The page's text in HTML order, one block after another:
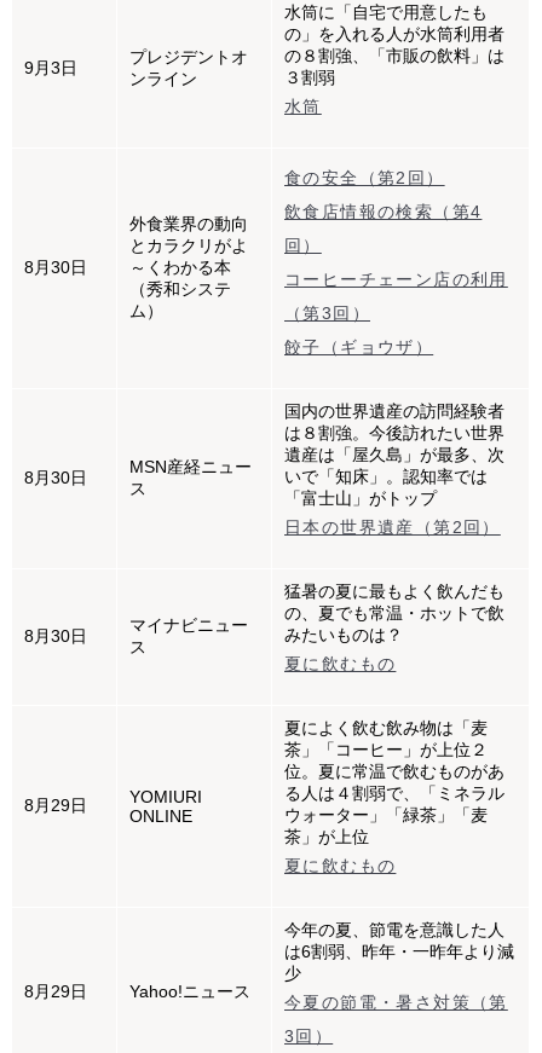
9月3日
プレジデントオ
ンライン
水筒に「自宅で用意したも
の」を入れる人が水筒利用者
の８割強、「市販の飲料」は
３割弱
水筒
8月30日
外食業界の動向
とカラクリがよ
～くわかる本
（秀和システ
ム）
食の安全（第2回）
飲食店情報の検索（第4
回）
コーヒーチェーン店の利用
（第3回）
餃子（ギョウザ）
8月30日
MSN産経ニュー
ス
国内の世界遺産の訪問経験者
は８割強。今後訪れたい世界
遺産は「屋久島」が最多、次
いで「知床」。認知率では
「富士山」がトップ
日本の世界遺産（第2回）
8月30日
マイナビニュー
ス
猛暑の夏に最もよく飲んだも
の、夏でも常温・ホットで飲
みたいものは？
夏に飲むもの
8月29日
YOMIURI
ONLINE
夏によく飲む飲み物は「麦
茶」「コーヒー」が上位２
位。夏に常温で飲むものがあ
る人は４割弱で、「ミネラル
ウォーター」「緑茶」「麦
茶」が上位
夏に飲むもの
8月29日 Yahoo!ニュース
今年の夏、節電を意識した人
は6割弱、昨年・一昨年より減
少
今夏の節電・暑さ対策（第
3回）